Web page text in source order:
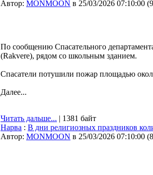
Автор: MONMOON в 25/03/2026 07:10:00 (
По сообщению Спасательного
(Rakvere), рядом со школьным зданием.
Спасатели потушили пожар площадью
Далее...
Читать дальше... | 1381 байт
Нарва : В дни религиозных праздников
Автор: MONMOON в 25/03/2026 07:10:00 (